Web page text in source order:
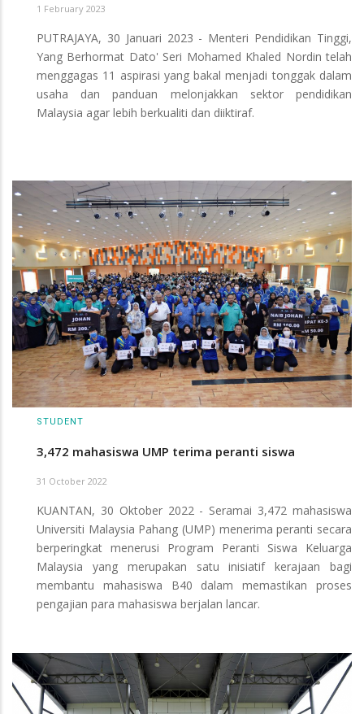
1 February 2023
PUTRAJAYA, 30 Januari 2023 - Menteri Pendidikan Tinggi,
Yang Berhormat Dato' Seri Mohamed Khaled Nordin telah
menggagas 11 aspirasi yang bakal menjadi tonggak dalam
usaha dan panduan melonjakkan sektor pendidikan
Malaysia agar lebih berkualiti dan diiktiraf.
STUDENT
3,472 mahasiswa UMP terima peranti siswa
31 October 2022
KUANTAN, 30 Oktober 2022 - Seramai 3,472 mahasiswa
Universiti Malaysia Pahang (UMP) menerima peranti secara
berperingkat menerusi Program Peranti Siswa Keluarga
Malaysia yang merupakan satu inisiatif kerajaan bagi
membantu mahasiswa B40 dalam memastikan proses
pengajian para mahasiswa berjalan lancar.